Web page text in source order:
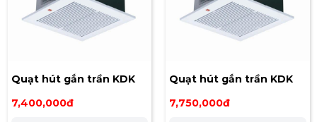
Quạt hút gắn trần KDK
32CDH
7,400,000đ
Quạt hút gắn trần KDK
32CHH
7,750,000đ